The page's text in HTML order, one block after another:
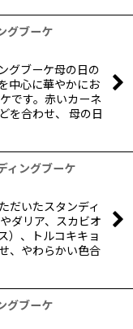
グブーケ
グブーケ母の日の
中心に華やかにお
です。赤いカーネ
を合わせ、 母の日
ィングブーケ
だいたスタンディ
ダリア、スカビオ
）、トルコキキョ
、やわらかい色合
グブーケ